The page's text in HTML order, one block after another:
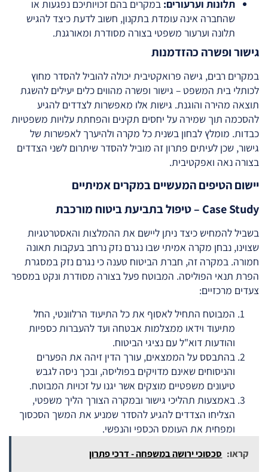
תלונות וערעורים: במקרים בהם זכויותיכם נפגעות או
שהחברה אינה עומדת בתקנון, חשוב לדעת כיצד להגיש
תלונה וערעור משפטי בצורה מסודרת ומאורגנת.
גישור ופשרה כהזדמנות
במקרים רבים, גישה פרואקטיבית יכולה להוביל להסדר מחוץ
לכותלי בית המשפט – גישור ופשרה מהווים כלים יעילים להשגת
תוצאה מהירה והוגנת. גישות אלו מאפשרות לצדדים להגיע
להסכמה תוך שמירה על יחסים תקינים והפחתת עלויות משפטיות
כבדות. מומלץ לבחון בשנית כל מקרה ולהיערך לאפשרות של
גישור, שכן לעיתים פתרון זה מוביל להסדר שיתרום לשני הצדדים
בצורה נאה ואפקטיבית.
יישום הטיפים המעשיים במקרים אמיתיים
Case Study – טיפול בתביעת ביטוח מורכבת
בשביל להמחיש כיצד ניתן ליישם את ההמלצות והאסטרטגיות
שצוינו, נבחן מקרה אמיתי שבו נגרם נזק נרחב בעקבות תאונה
חמורה. במקרה זה, חברת הביטוח טענה כי נגרם נזק במסגרת
הפרת תנאי הפוליסה. המבוטח פעל בצורה מסודרת ונקט במספר
צעדים מרכזיים:
המבוטח התחיל לאסוף את כל התיעוד הרלוונטי, החל
מתיעוד וידאו ממצלמות אבטחה ועד להעברות כספיות
והודעות דוא"ל עם נציגי הביטוח.
בהתבסס על הממצאים, עורך הדין זיהה את הפערים
והניסוחים שאינם מדויקים בפוליסה, ובכך ניסה לגבש
טיעונים משפטיים מוצקים אשר יגנו על זכויות המבוטח.
באמצעות תהליכי גישור ובמקרה הצורך הליך משפטי,
הצליחו הצדדים להגיע להסדר שמניע את המשך הסכסוך
ומפחית את העומס הכספי והנפשי.
קראו: סכסוכי ירושה במשפחה - דרכי פתרון